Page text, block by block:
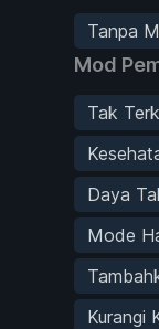
Tanpa
Mod
Tak
Daya
Mode
Kurangi